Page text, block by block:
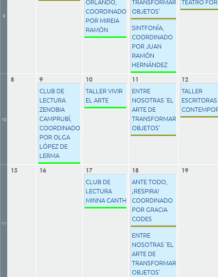
9
COORDINADO
POR MIREIA
RAMÓN
OBJETOS'
SINTFONÍA,
COORDINADO
POR JUAN
RAMÓN
HERNÁNDEZ
10
8 9
CLUB DE
LECTURA
ZENOBIA
CAMPRUBÍ,
COORDINADO
POR OLGA
LÓPEZ DE
LERMA
10
TALLER VIVIR
EL ARTE
11
ENTRE
NOSOTRAS 'EL
ARTE DE
TRANSFORMAR
OBJETOS'
12
TALLER
ESCRITORAS
11
15 16 17
CLUB DE
LECTURA
MINNA CANTH
18
ANTE TODO,
¡RESPIRA!
COORDINADO
POR GRACIA
CODES
ENTRE
NOSOTRAS 'EL
ARTE DE
TRANSFORMAR
OBJETOS'
19